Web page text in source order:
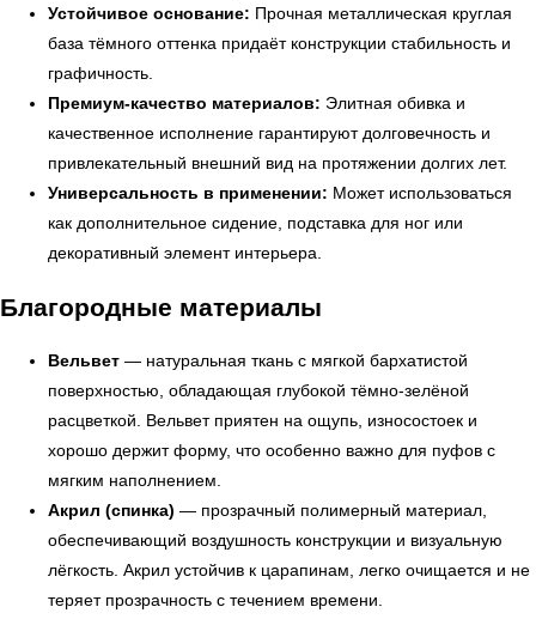
Устойчивое основание: Прочная металлическая круглая
база тёмного оттенка придаёт конструкции стабильность и
графичность.
Премиум-качество материалов: Элитная обивка и
качественное исполнение гарантируют долговечность и
привлекательный внешний вид на протяжении долгих лет.
Универсальность в применении: Может использоваться
как дополнительное сидение, подставка для ног или
декоративный элемент интерьера.
Благородные материалы
Вельвет — натуральная ткань с мягкой бархатистой
поверхностью, обладающая глубокой тёмно-зелёной
расцветкой. Вельвет приятен на ощупь, износостоек и
хорошо держит форму, что особенно важно для пуфов с
мягким наполнением.
Акрил (спинка) — прозрачный полимерный материал,
обеспечивающий воздушность конструкции и визуальную
лёгкость. Акрил устойчив к царапинам, легко очищается и не
теряет прозрачность с течением времени.
← Вернуться на предыдущую страницу
УЗНАТЬ ПОДРОБНЕЕ